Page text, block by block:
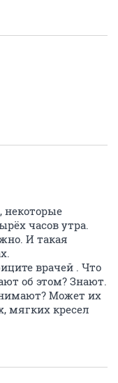
часов утра.
И такая
врачей . Что
об этом? Знают.
Может их
мягких кресел